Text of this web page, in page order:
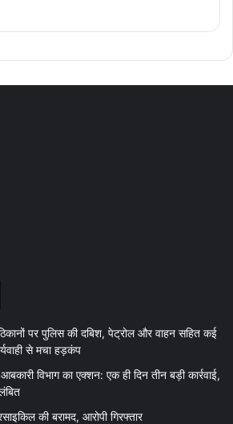
पर पुलिस की दबिश, पेट्रोल और वाहन सहित कई
से मचा हड़कंप
विभाग का एक्शन: एक ही दिन तीन बड़ी कार्रवाई,
की बरामद, आरोपी गिरफ्तार